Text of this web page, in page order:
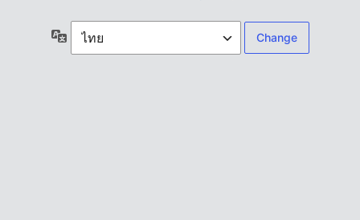
ภาษา